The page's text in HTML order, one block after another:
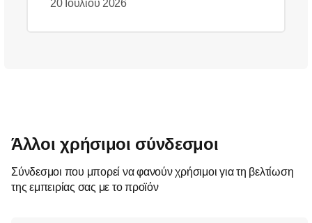
20 Ιουλίου 2026
Άλλοι χρήσιμοι σύνδεσμοι
Σύνδεσμοι που μπορεί να φανούν χρήσιμοι για τη βελτίωση
της εμπειρίας σας με το προϊόν